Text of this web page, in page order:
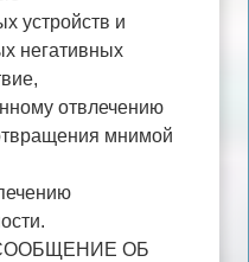
устройств и
негативных
отвлечению
мнимой
ОБ